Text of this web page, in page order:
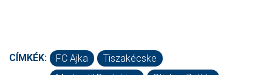
CÍMKÉK: FC Ajka
Tiszakécske